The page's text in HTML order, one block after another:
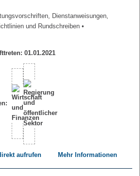
Dienstanweisungen,
und Rundschreiben •
01.01.2021
aufrufen Mehr Informationen